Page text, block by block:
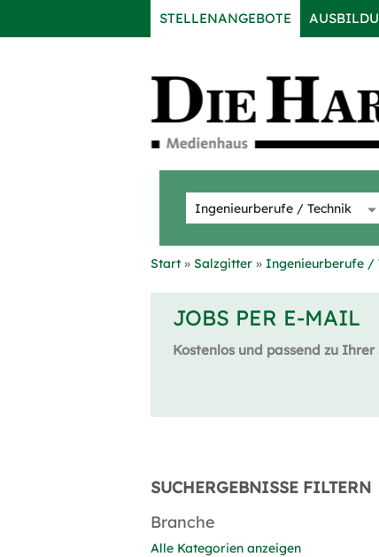
STELLENANGEBOTE
Start Salzgitter Ingenieurberufe /
JOBS PER E-MAIL
Kostenlos und passend zu Ihrer
SUCHERGEBNISSE FILTERN
Branche
Alle Kategorien anzeigen